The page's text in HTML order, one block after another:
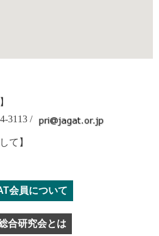
3113 /
て】
会員について
合研究会とは